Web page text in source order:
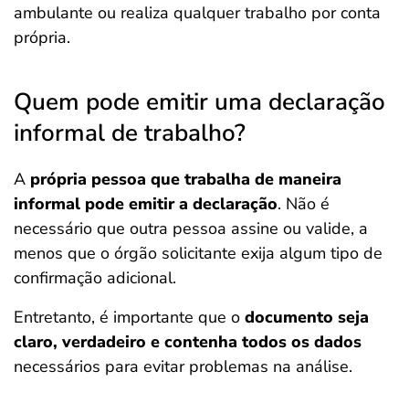
ambulante ou realiza qualquer trabalho por conta
própria.
Quem pode emitir uma declaração
informal de trabalho?
A própria pessoa que trabalha de maneira
informal pode emitir a declaração. Não é
necessário que outra pessoa assine ou valide, a
menos que o órgão solicitante exija algum tipo de
confirmação adicional.
Entretanto, é importante que o documento seja
claro, verdadeiro e contenha todos os dados
necessários para evitar problemas na análise.